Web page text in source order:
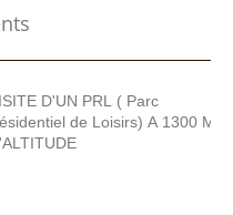
D'UN PRL ( Parc
de Loisirs) A 1300 M